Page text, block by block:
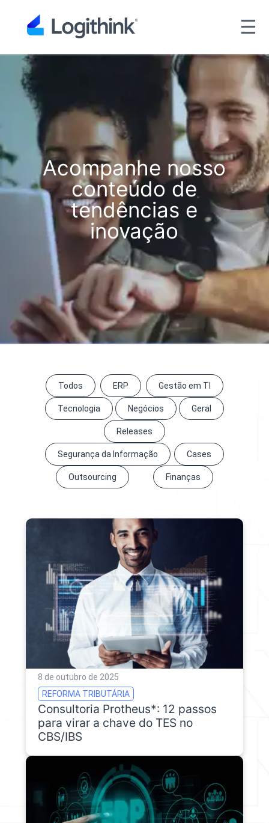
☰
Acompanhe nosso
conteúdo de
tendências e
inovação
Todos ERP Gestão em TI
Tecnologia Negócios Geral
Releases
Segurança da Informação Cases
Outsourcing Finanças
8 de outubro de 2025
REFORMA TRIBUTÁRIA
Consultoria Protheus*: 12 passos
para virar a chave do TES no
CBS/IBS